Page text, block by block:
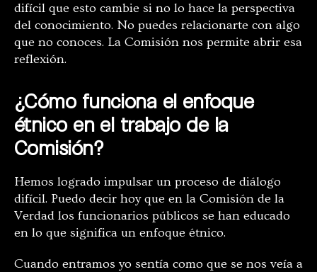
difícil que esto cambie si no lo hace la perspectiva
del conocimiento. No puedes relacionarte con algo
que no conoces. La Comisión nos permite abrir esa
reflexión.
¿Cómo funciona el enfoque
étnico en el trabajo de la
Comisión?
Hemos logrado impulsar un proceso de diálogo
difícil. Puedo decir hoy que en la Comisión de la
Verdad los funcionarios públicos se han educado
en lo que significa un enfoque étnico.
Cuando entramos yo sentía como que se nos veía a